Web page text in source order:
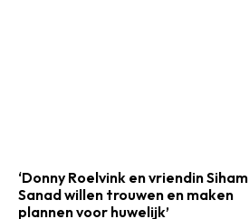
‘Donny Roelvink en vriendin Siham
Sanad willen trouwen en maken
plannen voor huwelijk’